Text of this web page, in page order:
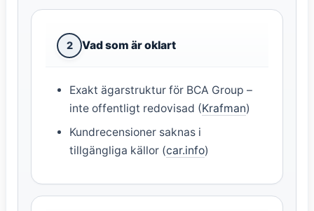
2 Vad som är oklart
Exakt ägarstruktur för BCA Group –
inte offentligt redovisad (Krafman)
Kundrecensioner saknas i
tillgängliga källor (car.info)